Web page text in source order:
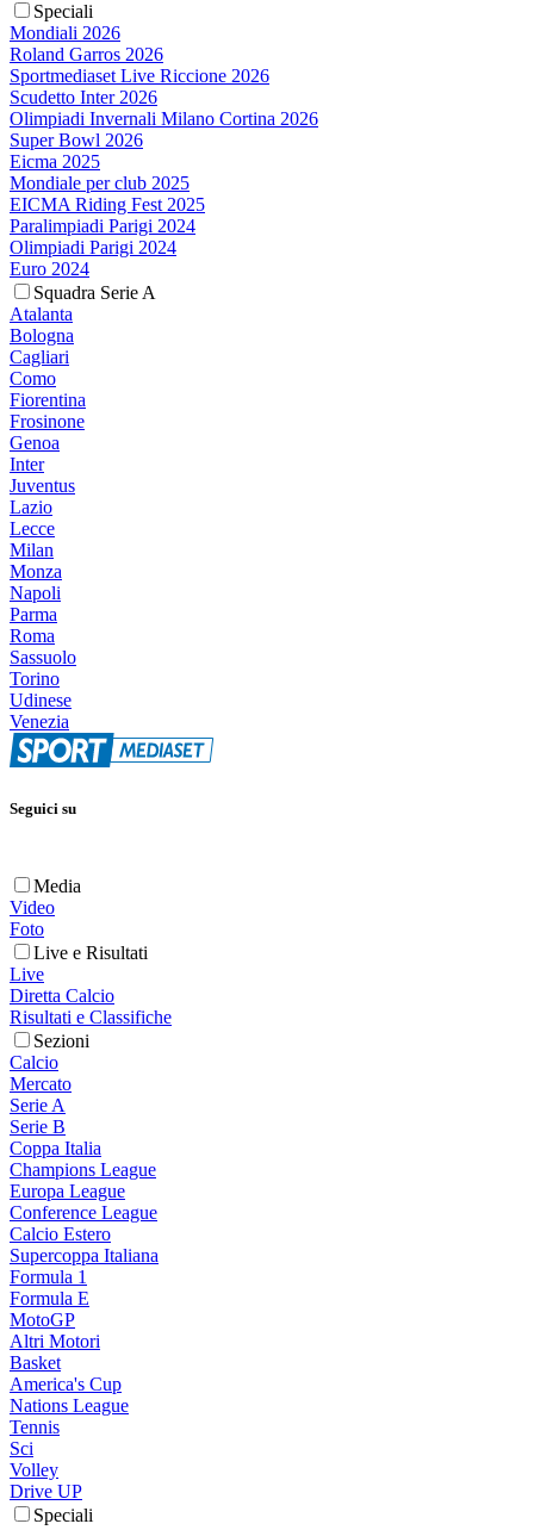
Speciali
Mondiali 2026
Roland Garros 2026
Sportmediaset Live Riccione 2026
Scudetto Inter 2026
Olimpiadi Invernali Milano Cortina 2026
Super Bowl 2026
Eicma 2025
Mondiale per club 2025
EICMA Riding Fest 2025
Paralimpiadi Parigi 2024
Olimpiadi Parigi 2024
Euro 2024
Squadra Serie A
Atalanta
Bologna
Cagliari
Como
Fiorentina
Frosinone
Genoa
Inter
Juventus
Lazio
Lecce
Milan
Monza
Napoli
Parma
Roma
Sassuolo
Torino
Udinese
Venezia
Seguici su
Media
Video
Foto
Live e Risultati
Live
Diretta Calcio
Risultati e Classifiche
Sezioni
Calcio
Mercato
Serie A
Serie B
Coppa Italia
Champions League
Europa League
Conference League
Calcio Estero
Supercoppa Italiana
Formula 1
Formula E
MotoGP
Altri Motori
Basket
America's Cup
Nations League
Tennis
Sci
Volley
Drive UP
Speciali